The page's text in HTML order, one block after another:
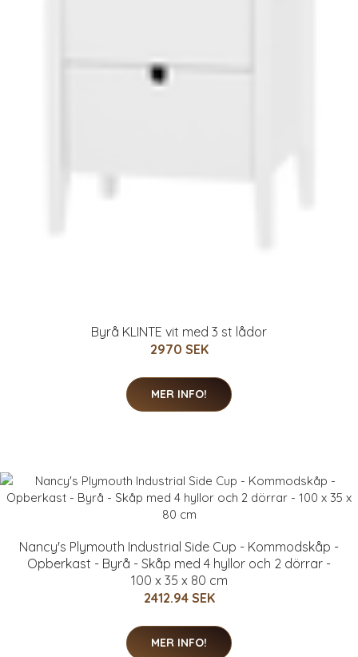
Byrå KLINTE vit med 3 st lådor
2970 SEK
MER INFO!
Nancy's Plymouth Industrial Side Cup - Kommodskåp -
Opberkast - Byrå - Skåp med 4 hyllor och 2 dörrar -
100 x 35 x 80 cm
2412.94 SEK
MER INFO!